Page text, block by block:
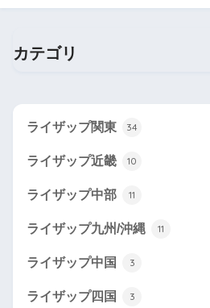
カテゴリ
ライザップ関東 34
ライザップ近畿 10
ライザップ中部 11
ライザップ九州/沖縄 11
ライザップ中国 3
ライザップ四国 3